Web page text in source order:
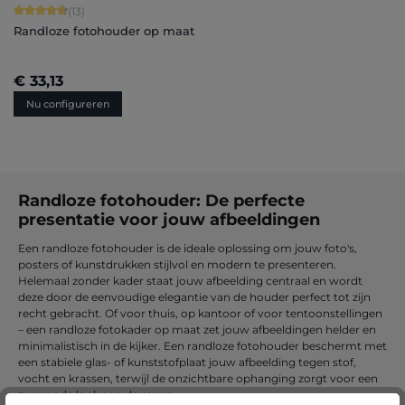
Gemiddelde score van 4.77 op 5 sterren
(13)
Randloze fotohouder op maat
€ 33,13
Nu configureren
Randloze fotohouder: De perfecte
presentatie voor jouw afbeeldingen
Een randloze fotohouder is de ideale oplossing om jouw foto's,
posters of kunstdrukken stijlvol en modern te presenteren.
Helemaal zonder kader staat jouw afbeelding centraal en wordt
deze door de eenvoudige elegantie van de houder perfect tot zijn
recht gebracht. Of voor thuis, op kantoor of voor tentoonstellingen
– een randloze fotokader op maat zet jouw afbeeldingen helder en
minimalistisch in de kijker. Een randloze fotohouder beschermt met
een stabiele glas- of kunststofplaat jouw afbeelding tegen stof,
vocht en krassen, terwijl de onzichtbare ophanging zorgt voor een
zwevende look aan de muur.